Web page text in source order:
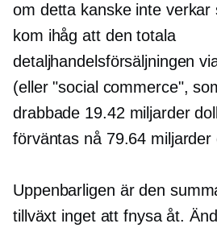
om detta kanske inte verkar
kom ihåg att den totala
detaljhandelsförsäljningen
(eller "social commerce",
drabbade 19.42 miljarder
förväntas nå 79.64 miljarder
Uppenbarligen är den
tillväxt inget att fnysa åt.